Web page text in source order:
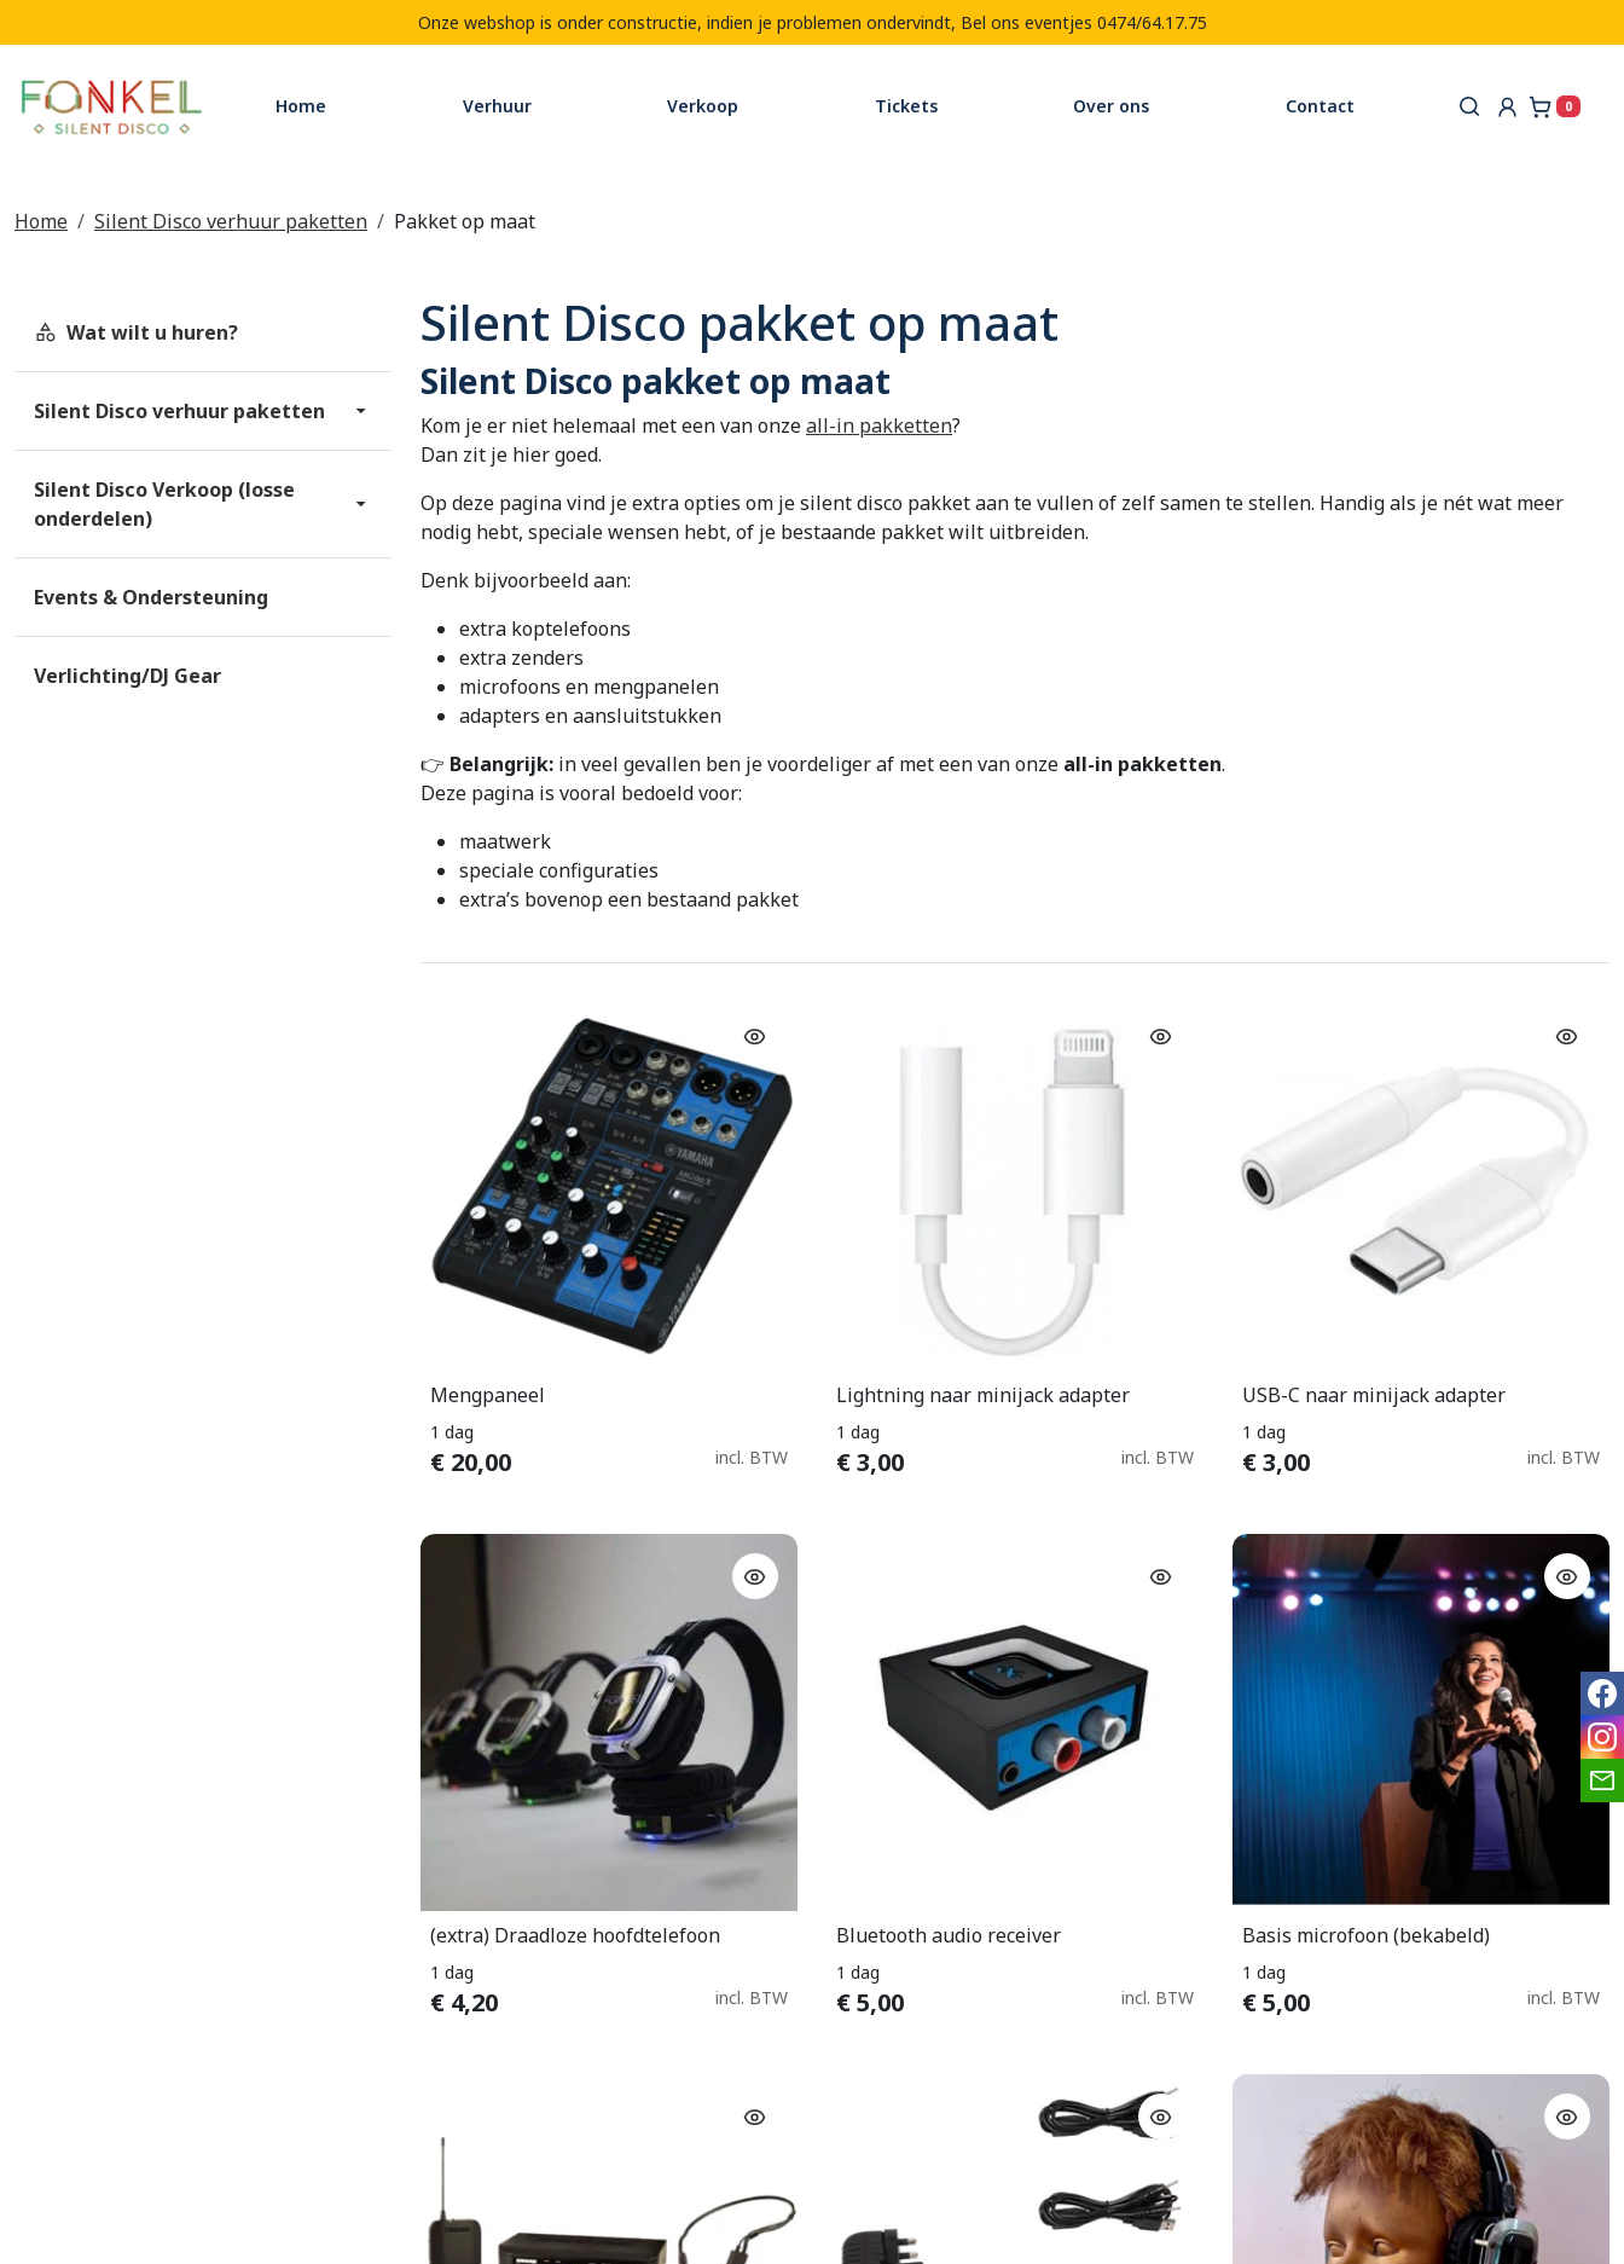
Onze webshop is onder constructie, indien je problemen ondervindt, Bel ons eventjes 0474/64.17.75
Home Verhuur Verkoop Tickets Over ons Contact 0
Home Silent Disco verhuur paketten Pakket op maat
Wat wilt u huren?
Silent Disco verhuur paketten
Silent Disco Verkoop (losse
onderdelen)
Events & Ondersteuning
Verlichting/DJ Gear
Silent Disco pakket op maat
Silent Disco pakket op maat
Kom je er niet helemaal met een van onzeall-in pakketten?
Dan zit je hier goed.
Op deze pagina vind je extra opties om je silent disco pakket aan te vullen of zelf samen te stellen. Handig als je nét wat meer
nodig hebt, speciale wensen hebt, of je bestaande pakket wilt uitbreiden.
Denk bijvoorbeeld aan:
extra koptelefoons
extra zenders
microfoons en mengpanelen
adapters en aansluitstukken
👉 Belangrijk: in veel gevallen ben je voordeliger af met een van onze all-in pakketten.
Deze pagina is vooral bedoeld voor:
maatwerk
speciale configuraties
extra’s bovenop een bestaand pakket
Mengpaneel
1 dag
€ 20,00 incl. BTW
In Winkelwagen
Lightning naar minijack adapter
1 dag
€3,00 incl. BTW
In Winkelwagen
USB-C naar minijack adapter
1 dag
€3,00 incl. BTW
(extra) Draadloze hoofdtelefoon
1 dag
€ 4,20 incl. BTW
Bluetooth audio receiver
1 dag
€5,00 incl. BTW
In Winkelwagen
Basis microfoon (bekabeld)
1 dag
€5,00 incl. BTW